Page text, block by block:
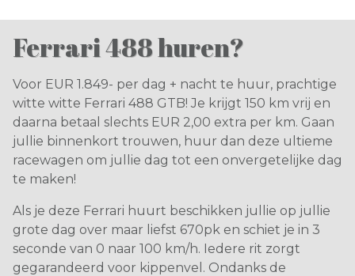
Ferrari 488 huren?
Voor EUR 1.849- per dag + nacht te huur, prachtige
witte witte Ferrari 488 GTB! Je krijgt 150 km vrij en
daarna betaal slechts EUR 2,00 extra per km. Gaan
jullie binnenkort trouwen, huur dan deze ultieme
racewagen om jullie dag tot een onvergetelijke dag
te maken!
Als je deze Ferrari huurt beschikken jullie op jullie
grote dag over maar liefst 670pk en schiet je in 3
seconde van 0 naar 100 km/h. Iedere rit zorgt
gegarandeerd voor kippenvel. Ondanks de